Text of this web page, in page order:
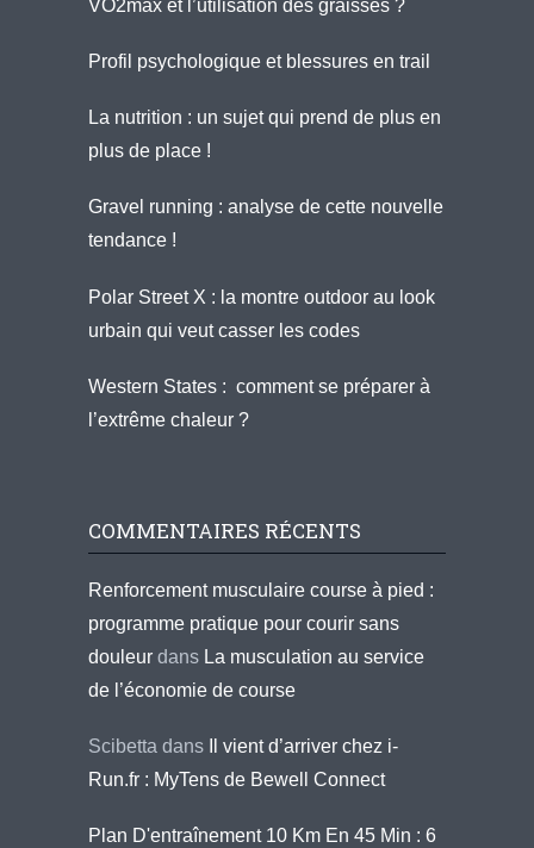
VO2max et l’utilisation des graisses ?
Profil psychologique et blessures en trail
La nutrition : un sujet qui prend de plus en
plus de place !
Gravel running : analyse de cette nouvelle
tendance !
Polar Street X : la montre outdoor au look
urbain qui veut casser les codes
Western States : comment se préparer à
l’extrême chaleur ?
COMMENTAIRES RÉCENTS
Renforcement musculaire course à pied :
programme pratique pour courir sans
douleur dans La musculation au service
de l’économie de course
Scibetta dans
Il vient d’arriver chez i-
Run.fr : MyTens de Bewell Connect
Plan D'entraînement 10 Km En 45 Min : 6